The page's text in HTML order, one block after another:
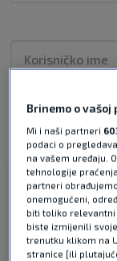
Wrd
KARMA je
mi je drago
Brinemo o
Mi i naši partneri
podaci o
na vašem uređaju.
tehnologije
partneri
onemogućeni,
biti toliko relevantni
biste izmijenili
trenutku klikom na
stranice [ili